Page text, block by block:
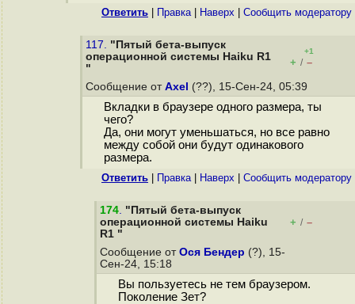
Ответить Правка| Наверх Cообщить модератору
117. "Пятый бета-выпуск
операционной системы Haiku R1
"
+1
+ / –
Сообщение от Axel (??), 15-Сен-24, 05:39
Вкладки в браузере одного размера, ты
чего?
Да, они могут уменьшаться, но все равно
между собой они будут одинакового
размера.
Ответить Правка| Наверх Cообщить модератору
174. "Пятый бета-выпуск
операционной системы Haiku
R1 "
+ / –
Сообщение от Ося Бендер (?), 15-
Сен-24, 15:18
Вы пользуетесь не тем браузером.
Поколение Зет?